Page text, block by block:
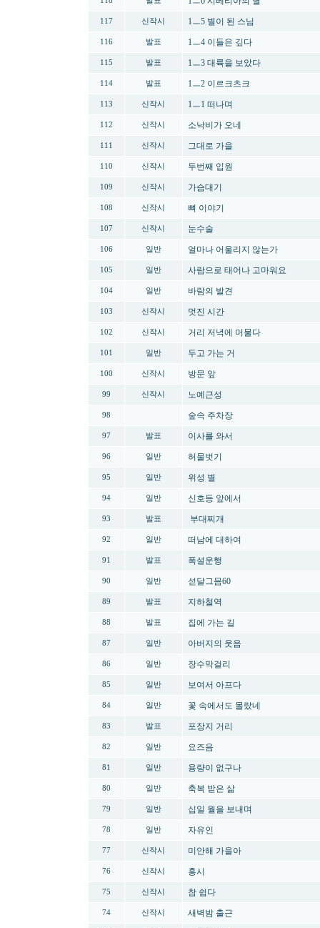
117 신작시 1ㅡ5 별이 된 스님
116 발표 1ㅡ4 이들은 깊다
115 발표 1ㅡ3 대륙을 보았다
114 발표 1ㅡ2 이르크츠크
113 신작시 1ㅡ1 떠나며
112 신작시 소낙비가 오네
111 신작시 그대로 가을
110 신작시 두번째 입원
109 신작시 가슴대기
108 신작시 뼈 이야기
107 신작시 눈수술
106 일반 얼마나 어울리지 않는가
105 일반 사람으로 태어나 고마워요
104 일반 바람의 발견
103 신작시 멋진 시간
102 신작시 거리 저녁에 머물다
101 일반 두고 가는 거
100 신작시 방문 앞
99 신작시 노예근성
98 숲속 주차장
97 발표 이사를 와서
96 일반 허물벗기
95 일반 위성 별
94 일반 신호등 앞에서
93 발표 부대찌개
92 일반 떠남에 대하여
91 발표 폭설운행
90 일반 섣달그믐60
89 발표 지하철역
88 발표 집에 가는 길
87 일반 아버지의 웃음
86 일반 장수막걸리
85 일반 보여서 아프다
84 일반 꽃 속에서도 몰랐네
83 발표 포장지 거리
82 일반 요즈음
81 일반 용량이 없구나
80 일반 축복 받은 삶
79 일반 십일 월을 보내며
78 일반 자유인
77 신작시 미안해 가을아
76 신작시 홍시
75 신작시 참 쉽다
74 신작시 새벽밤 출근